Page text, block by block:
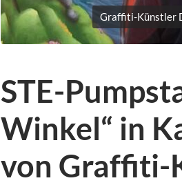
Graffiti-Künstler
STE-
Winkel“ in
von Graffiti-